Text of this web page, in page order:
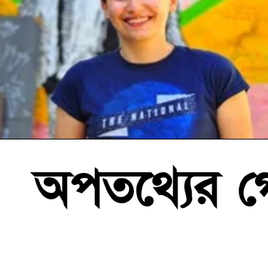
অপতথ্যের